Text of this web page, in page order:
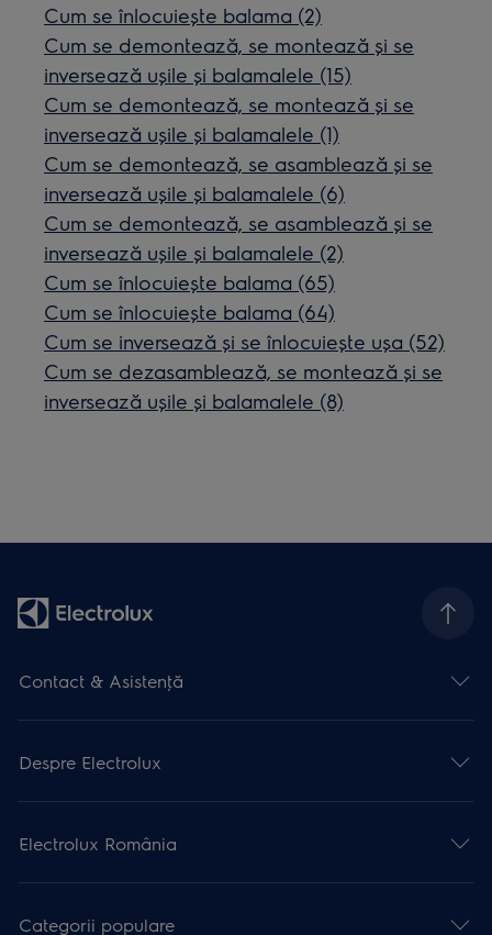
Cum se înlocuiește balama (2)
Cum se demontează, se montează și se
inversează ușile și balamalele (15)
Cum se demontează, se montează și se
inversează ușile și balamalele (1)
Cum se demontează, se asamblează și se
inversează ușile și balamalele (6)
Cum se demontează, se asamblează și se
inversează ușile și balamalele (2)
Cum se înlocuiește balama (65)
Cum se înlocuiește balama (64)
Cum se inversează și se înlocuiește ușa (52)
Cum se dezasamblează, se montează și se
inversează ușile și balamalele (8)
Contact & Asistenţă
Despre Electrolux
Electrolux România
Categorii populare